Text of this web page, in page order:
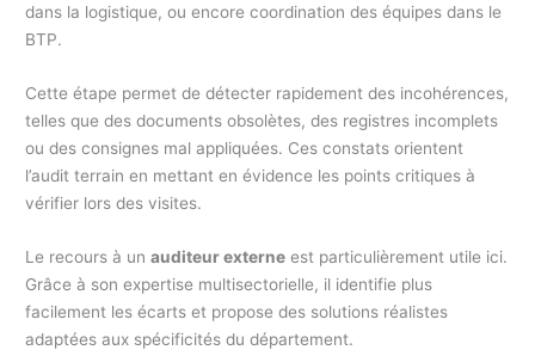
dans la logistique, ou encore coordination des équipes dans le
BTP.
Cette étape permet de détecter rapidement des incohérences,
telles que des documents obsolètes, des registres incomplets
ou des consignes mal appliquées. Ces constats orientent
l’audit terrain en mettant en évidence les points critiques à
vérifier lors des visites.
Le recours à unauditeur externe est particulièrement utile ici.
Grâce à son expertise multisectorielle, il identifie plus
facilement les écarts et propose des solutions réalistes
adaptées aux spécificités du département.